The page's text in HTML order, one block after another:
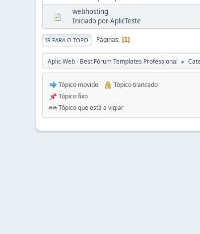
webhosting
Iniciado porAplicTeste
IR PARA O TOPO Páginas 1
Aplic Web - Best Fórum Templates Professional ►
Tópico movido
Tópico trancado
Tópico fixo
Tópico que está a vigiar